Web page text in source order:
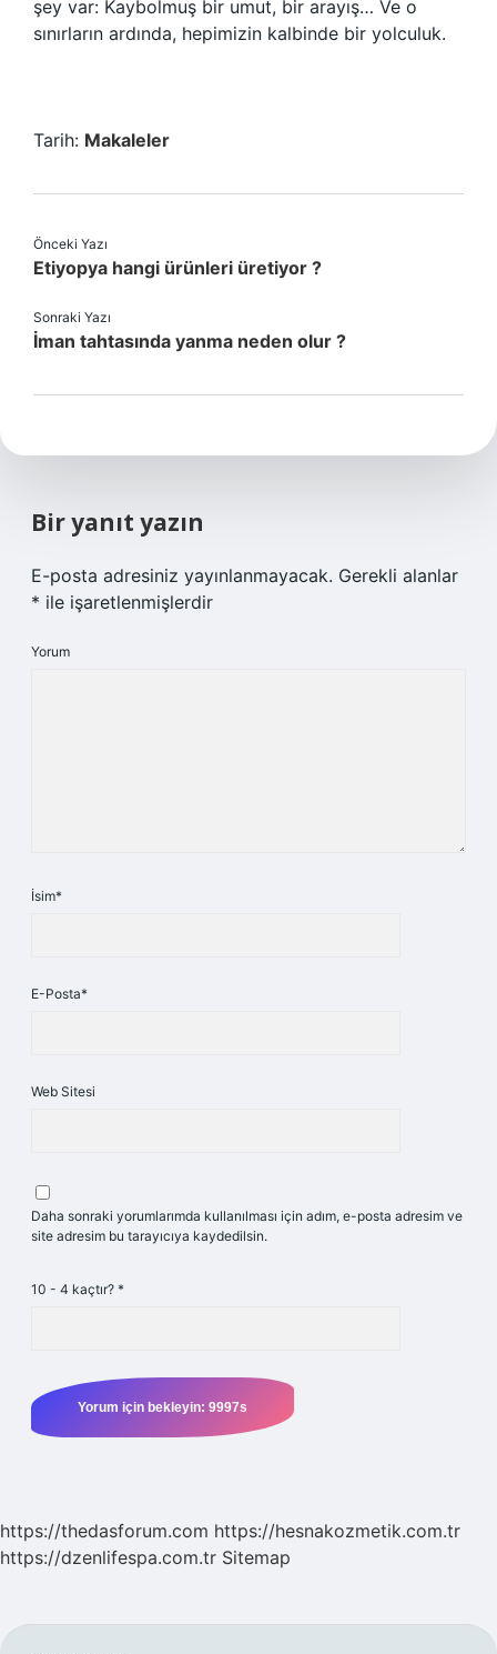
şey var: Kaybolmuş bir umut, bir arayış… Ve o
sınırların ardında, hepimizin kalbinde bir yolculuk.
Tarih: Makaleler
Önceki Yazı
Etiyopya hangi ürünleri üretiyor ?
Sonraki Yazı
İman tahtasında yanma neden olur ?
Bir yanıt yazın
E-posta adresiniz yayınlanmayacak. Gerekli alanlar
* ile işaretlenmişlerdir
Yorum
İsim*
E-Posta*
Web Sitesi
Daha sonraki yorumlarımda kullanılması için adım, e-posta adresim ve
site adresim bu tarayıcıya kaydedilsin.
10 - 4 kaçtır? *
https://thedasforum.com https://hesnakozmetik.com.tr
https://dzenlifespa.com.tr Sitemap